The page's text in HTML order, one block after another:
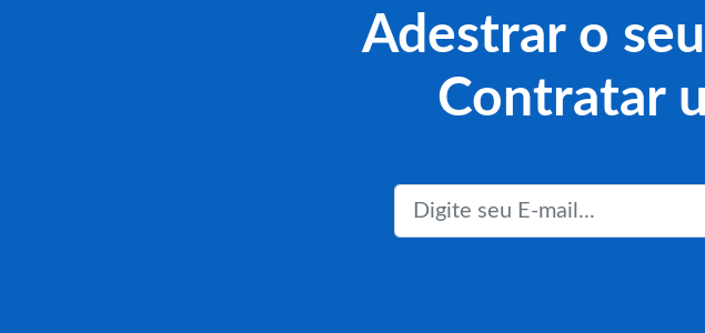
Adestrar o
Contratar